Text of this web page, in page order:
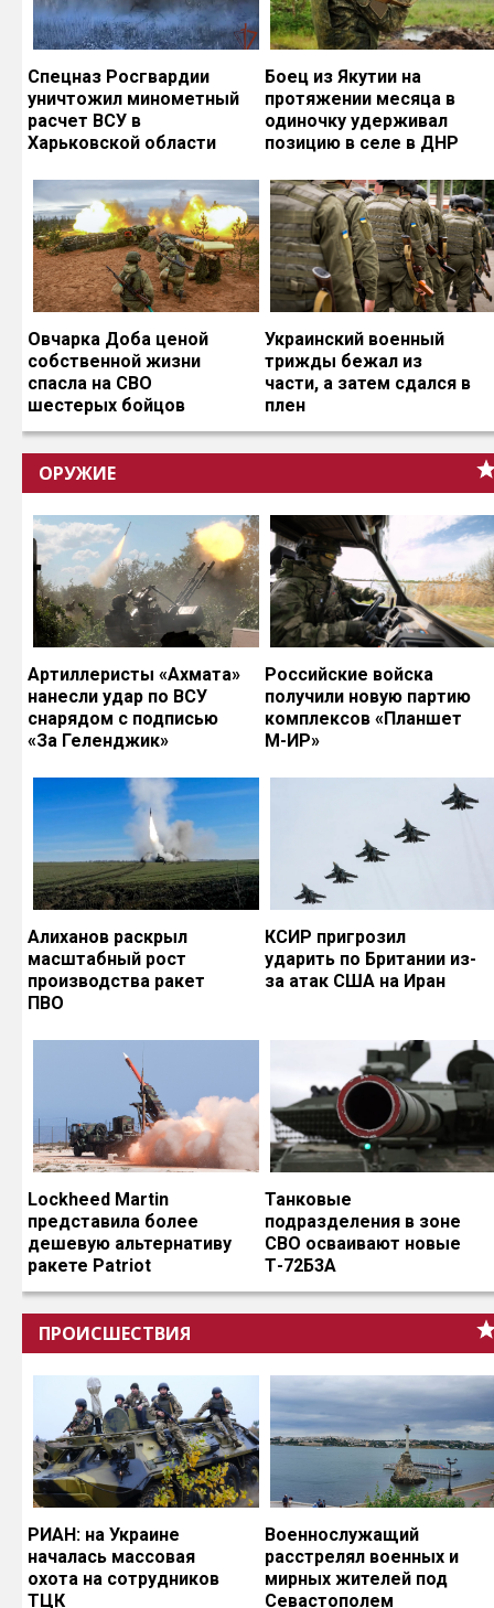
Спецназ Росгвардии
уничтожил минометный
расчет ВСУ в
Харьковской области
Боец из Якутии на
протяжении месяца в
одиночку удерживал
позицию в селе в ДНР
Овчарка Доба ценой
собственной жизни
спасла на СВО
шестерых бойцов
Украинский военный
трижды бежал из
части, а затем сдался в
плен
ОРУЖИЕ
Артиллеристы «Ахмата»
нанесли удар по ВСУ
снарядом с подписью
«За Геленджик»
Российские войска
получили новую партию
комплексов «Планшет
М-ИР»
Алиханов раскрыл
масштабный рост
производства ракет
ПВО
КСИР пригрозил
ударить по Британии из-
за атак США на Иран
Lockheed Martin
представила более
дешевую альтернативу
ракете Patriot
Танковые
подразделения в зоне
СВО осваивают новые
Т-72Б3А
ПРОИСШЕСТВИЯ
РИАН: на Украине
началась массовая
охота на сотрудников
ТЦК
Военнослужащий
расстрелял военных и
мирных жителей под
Севастополем